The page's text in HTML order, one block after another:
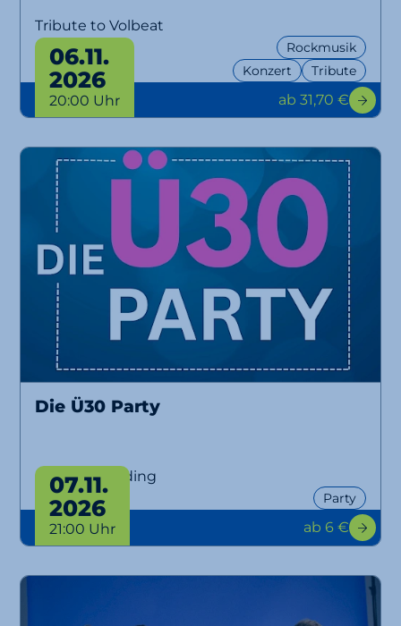
Tribute to Volbeat
Konzert Tribute
Rockmusik
06.11.
2026
20:00 Uhr ab 31,70 €
Die Ü30 Party
Ü30 Party Erding
Party
07.11.
2026
21:00 Uhr ab 6 €